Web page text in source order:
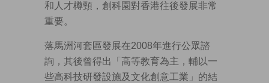
和人才樽頸，創科園對香港往後發展非常
重要。
落馬洲河套區發展在2008年進行公眾諮
詢，其後曾得出「高等教育為主，輔以一
些高科技研發設施及文化創意工業」的結